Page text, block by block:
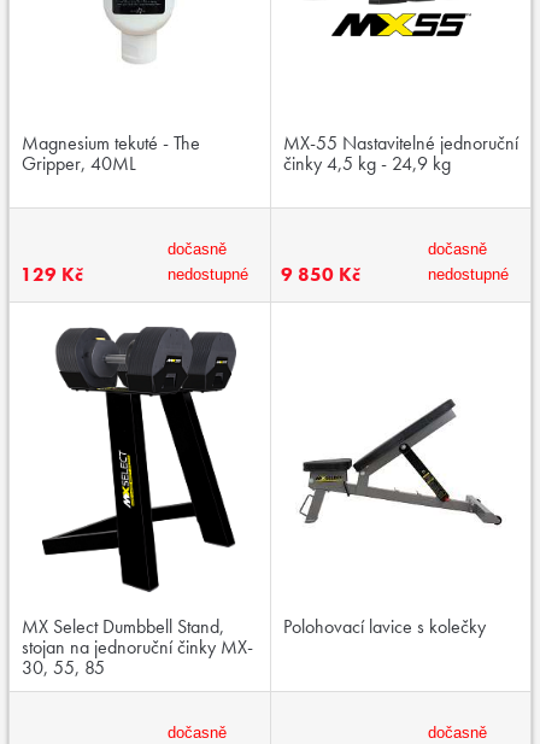
Magnesium tekuté - The
Gripper, 40ML
129 Kč
dočasně
nedostupné
MX-55 Nastavitelné jednoruční
činky 4,5 kg - 24,9 kg
9 850 Kč
dočasně
nedostupné
MX Select Dumbbell Stand,
stojan na jednoruční činky MX-
30, 55, 85
dočasně
Polohovací lavice s kolečky
dočasně